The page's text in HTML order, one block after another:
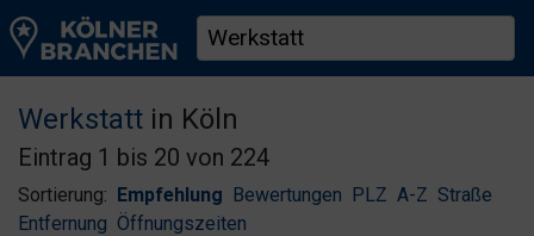
Werkstatt in Köln
Eintrag 1 bis 20 von 224
Sortierung: Empfehlung Bewertungen PLZ A-Z Straße
Entfernung Öffnungszeiten